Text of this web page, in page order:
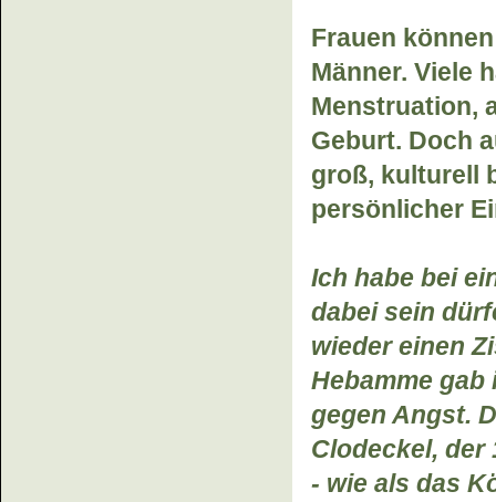
Frauen
Männer. Viele
Menstruation,
Geburt. Doch
groß, kulturell
persönlicher
Ich habe bei
dabei sein
wieder einen
Hebamme
gegen Angst.
Clodeckel, der
- wie als das